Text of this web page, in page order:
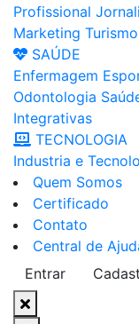
Profissional
Marketing Turismo
SAÚDE
Enfermagem
Odontologia
Integrativas
TECNOLOGIA
Industria e
Quem Somos
Certificado
Contato
Central de
Entrar